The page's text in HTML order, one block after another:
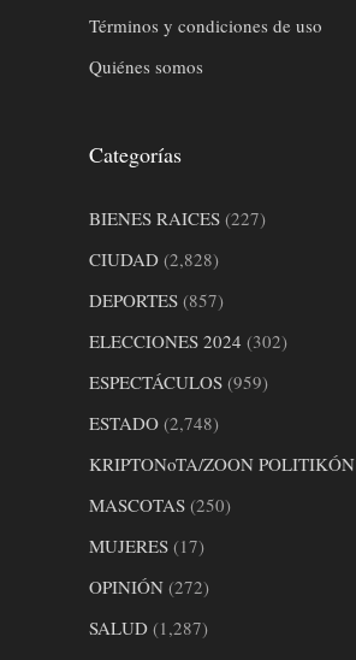
Términos y condiciones de uso
Quiénes somos
Categorías
BIENES RAICES (227)
CIUDAD (2,828)
DEPORTES (857)
ELECCIONES 2024 (302)
ESPECTÁCULOS (959)
ESTADO (2,748)
KRIPTONoTA/ZOON POLITIKÓN
MASCOTAS (250)
MUJERES (17)
OPINIÓN (272)
SALUD (1,287)